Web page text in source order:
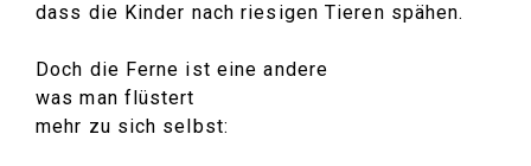
dass die Kinder nach riesigen Tieren spähen.
Doch die Ferne ist eine andere
was man flüstert
mehr zu sich selbst: